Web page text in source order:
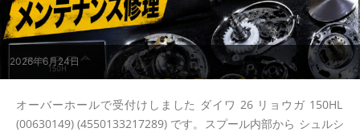
2026年6月24日
オーバーホールで受付けしました ダイワ 26 リョウガ 150HL
(00630149) (4550133217289) です。スプール内部から シュルシ